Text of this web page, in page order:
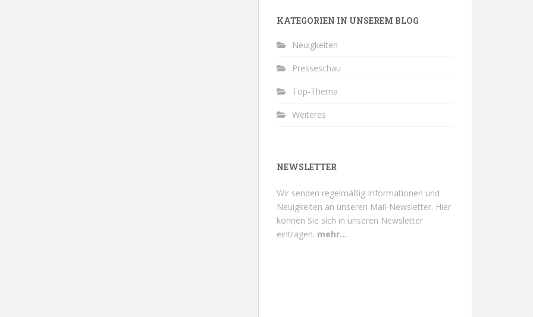
KATEGORIEN IN UNSEREM BLOG
Neuigkeiten
Presseschau
Top-Thema
Weiteres
NEWSLETTER
Wir senden regelmäßig Informationen und
Neuigkeiten an unseren Mail-Newsletter. Hier
können Sie sich in unseren Newsletter
eintragen. mehr...